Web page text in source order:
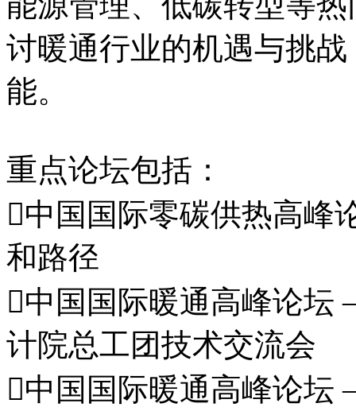
讨暖通行业的机遇与挑
能。
重点论坛包括：
中国国际零碳供热高峰
和路径
中国国际暖通高峰论坛
计院总工团技术交流会
中国国际暖通高峰论坛